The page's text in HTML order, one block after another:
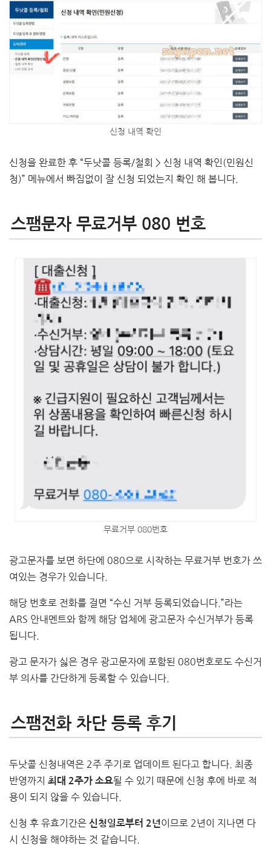
신청 내역 확인
신청을 완료한 후 “두낫콜 등록/철회 > 신청 내역 확인(민원신
청)” 메뉴에서 빠짐없이 잘 신청 되었는지 확인 해 봅니다.
스팸문자 무료거부 080 번호
무료거부 080번호
광고문자를 보면 하단에 080으로 시작하는 무료거부 번호가 쓰
여있는 경우가 있습니다.
해당 번호로 전화를 걸면 “수신 거부 등록되었습니다.”라는
ARS 안내멘트와 함께 해당 업체에 광고문자 수신거부가 등록
됩니다.
광고 문자가 싫은 경우 광고문자에 포함된 080번호로도 수신거
부 의사를 간단하게 등록할 수 있습니다.
스팸전화 차단 등록 후기
두낫콜 신청내역은 2주 주기로 업데이트 된다고 합니다. 최종
반영까지 최대 2주가 소요될 수 있기 때문에 신청 후에 바로 적
용이 되지 않을 수 있습니다.
신청 후 유효기간은 신청일로부터 2년이므로 2년이 지나면 다
시 신청을 해야하는 것 같습니다.